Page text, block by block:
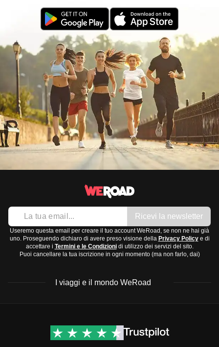
Ricevi la newsletter
Useremo questa email per creare il tuo account WeRoad, se non ne hai già
uno. Proseguendo dichiaro di avere preso visione della Privacy Policye di
accettare i Termini e le Condizionidi utilizzo dei servizi del sito.
Puoi cancellare la tua iscrizione in ogni momento (ma non farlo, dai)
I viaggi e il mondo WeRoad
Viaggi di gruppo Nord
Contatti